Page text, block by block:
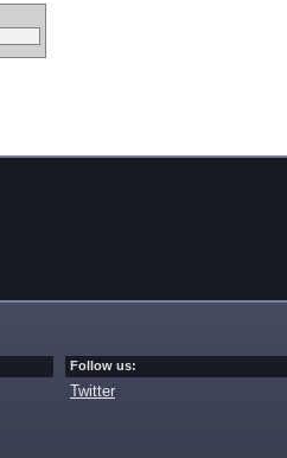
Follow us:
Twitter